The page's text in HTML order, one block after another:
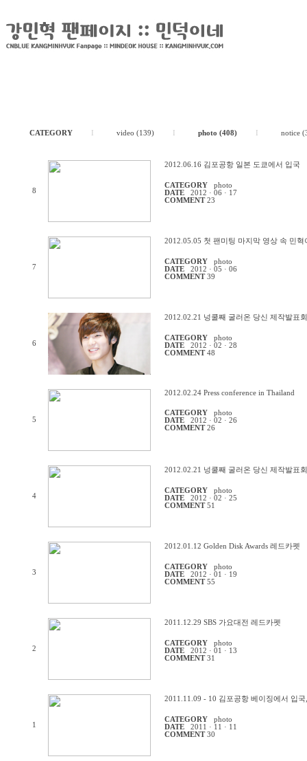
CATEGORY video (139) photo (408) notice
8
2012.06.16 김포공항 일본 도쿄에서 입국
CATEGORY photo
DATE 2012 · 06 · 17
COMMENT23
7
2012.05.05 첫 팬미팅 마지막 영상 속 민혁
CATEGORY photo
DATE 2012 · 05 · 06
COMMENT39
6
2012.02.21 넝쿨째 굴러온 당신 제작발표
CATEGORY photo
DATE 2012 · 02 · 28
COMMENT48
5
2012.02.24 Press conference in Thailand
CATEGORY photo
DATE 2012 · 02 · 26
COMMENT26
4
2012.02.21 넝쿨째 굴러온 당신 제작발표
CATEGORY photo
DATE 2012 · 02 · 25
COMMENT51
3
2012.01.12 Golden Disk Awards 레드카펫
CATEGORY photo
DATE 2012 · 01 · 19
COMMENT55
2
2011.12.29 SBS 가요대전 레드카펫
CATEGORY photo
DATE 2012 · 01 · 13
COMMENT31
1
2011.11.09 - 10 김포공항 베이징에서 입
CATEGORY photo
DATE 2011 · 11 · 11
COMMENT30